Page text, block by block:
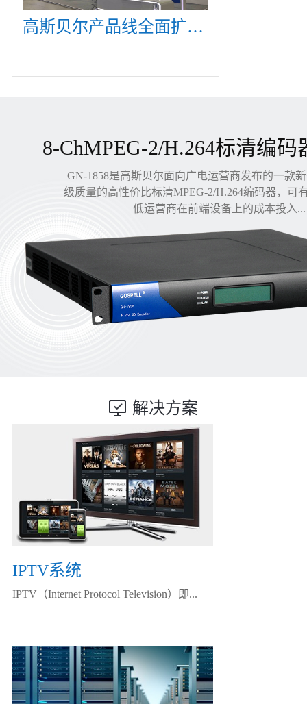
高斯贝尔产品线全面扩展，众多新产品亮相CommunicAsia 2019
8-ChMPEG-2/H.264标清编码
GN-1858是高斯贝尔面向广电运营商发布的一款
级质量的高性价比标清MPEG-2/H.264编码器，可
低运营商在前端设备上的成本投入...
解决方案
IPTV系统
IPTV（Internet Protocol Television）即...